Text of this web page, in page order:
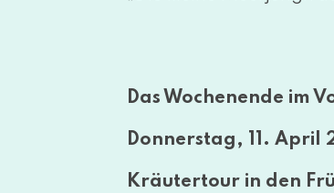
Das Wochenende im
Donnerstag, 11. April
Kräutertour in den